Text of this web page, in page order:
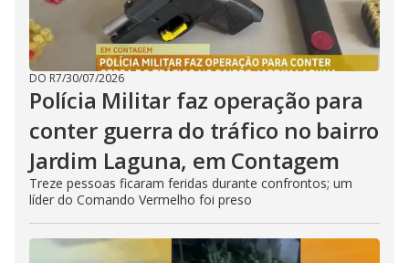
DO R7/30/07/2026
Polícia Militar faz operação para
conter guerra do tráfico no bairro
Jardim Laguna, em Contagem
Treze pessoas ficaram feridas durante confrontos; um
líder do Comando Vermelho foi preso